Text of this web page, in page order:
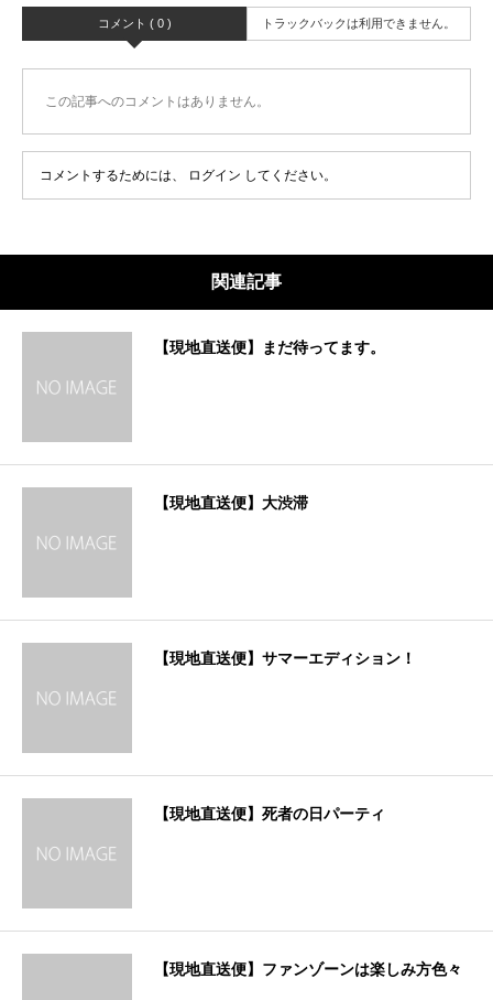
コメント ( 0 ) トラックバックは利用できません。
この記事へのコメントはありません。
コメントするためには、 ログイン してください。
関連記事
【現地直送便】まだ待ってます。
【現地直送便】大渋滞
【現地直送便】サマーエディション！
【現地直送便】死者の日パーティ
【現地直送便】ファンゾーンは楽しみ方色々